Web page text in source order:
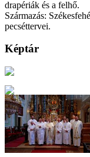
drapériák és a felhő.
Származás:
pecséttervei.
Képtár